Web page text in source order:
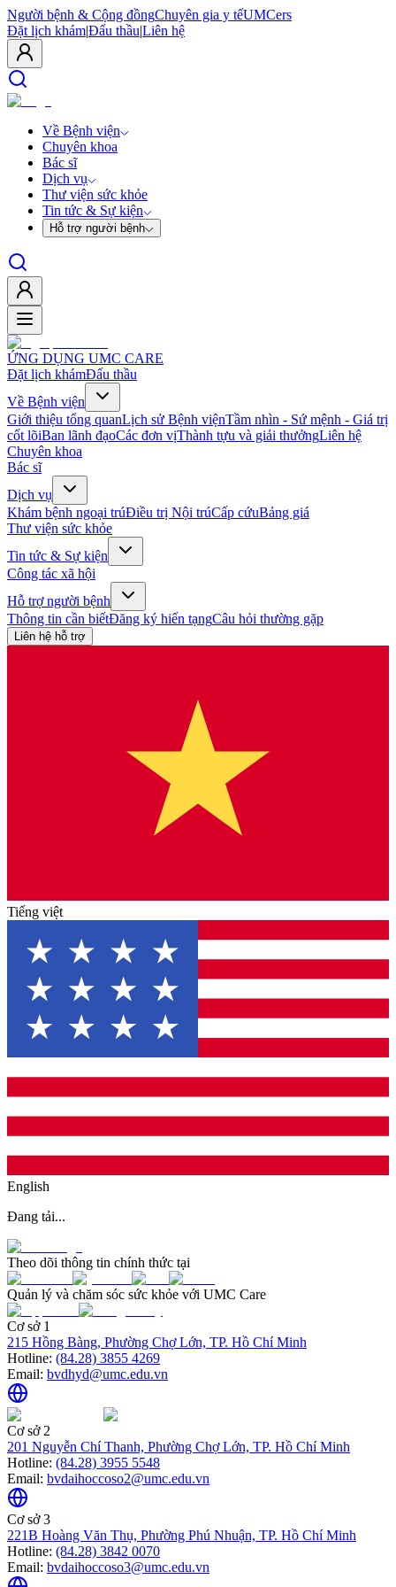
Người bệnh & Cộng đồngChuyên gia y tếUMCers
Đặt lịch khám|Đấu thầu|Liên hệ
Về Bệnh viện
Chuyên khoa
Bác sĩ
Dịch vụ
Thư viện sức khỏe
Tin tức & Sự kiện
Hỗ trợ người bệnh
ỨNG DỤNG UMC CARE
Đặt lịch khámĐấu thầu
Về Bệnh viện
Giới thiệu tổng quanLịch sử Bệnh việnTầm nhìn - Sứ mệnh - Giá trị
cốt lõiBan lãnh đạoCác đơn vịThành tựu và giải thưởngLiên hệ
Chuyên khoa
Bác sĩ
Dịch vụ
Khám bệnh ngoại trúĐiều trị Nội trúCấp cứuBảng giá
Thư viện sức khỏe
Tin tức & Sự kiện
Công tác xã hội
Hỗ trợ người bệnh
Thông tin cần biếtĐăng ký hiến tạngCâu hỏi thường gặp
Liên hệ hỗ trợ
Tiếng việt
English
Đang tải...
Theo dõi thông tin chính thức tại
Quản lý và chăm sóc sức khỏe với UMC Care
Cơ sở 1
215 Hồng Bàng, Phường Chợ Lớn, TP. Hồ Chí Minh
Hotline: (84.28) 3855 4269
Email: bvdhyd@umc.edu.vn
Cơ sở 2
201 Nguyễn Chí Thanh, Phường Chợ Lớn, TP. Hồ Chí Minh
Hotline: (84.28) 3955 5548
Email: bvdaihoccoso2@umc.edu.vn
Cơ sở 3
221B Hoàng Văn Thụ, Phường Phú Nhuận, TP. Hồ Chí Minh
Hotline: (84.28) 3842 0070
Email: bvdaihoccoso3@umc.edu.vn